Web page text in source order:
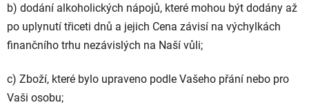
b) dodání alkoholických nápojů, které mohou být dodány až
po uplynutí třiceti dnů a jejich Cena závisí na výchylkách
finančního trhu nezávislých na Naší vůli;
c) Zboží, které bylo upraveno podle Vašeho přání nebo pro
Vaši osobu;